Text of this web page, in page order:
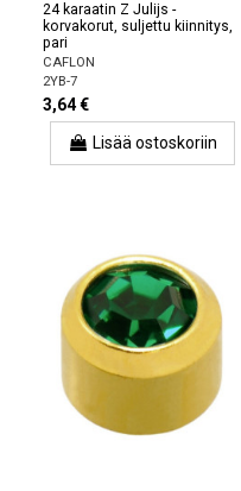
24 karaatin Z Julijs -
korvakorut, suljettu kiinnitys,
pari
CAFLON
2YB-7
3,64 €
Lisää ostoskoriin